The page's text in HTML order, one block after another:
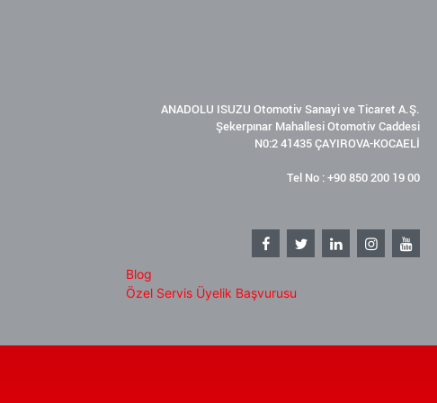
ANADOLU ISUZU Otomotiv Sanayi ve Ticaret A.Ş.
Şekerpınar Mahallesi Otomotiv Caddesi
N0:2 41435 ÇAYIROVA-KOCAELİ
Tel No : +90 850 200 19 00
Blog
Özel Servis Üyelik Başvurusu